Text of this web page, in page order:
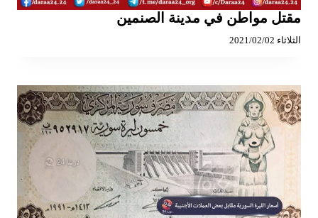
مقتل مواطن في مدينة الصنمين
الثلاثاء 2021/02/02